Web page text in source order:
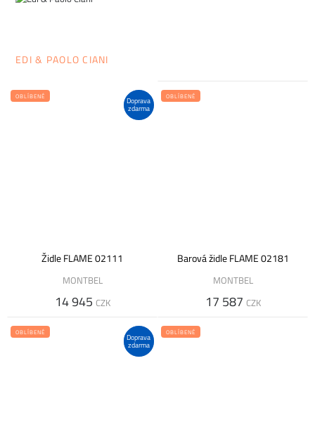
EDI & PAOLO CIANI
Doprava
zdarma
OBLÍBENÉ
Židle FLAME 02111
MONTBEL
14 945 CZK
OBLÍBENÉ
Barová židle FLAME 02181
MONTBEL
17 587 CZK
Doprava
zdarma
OBLÍBENÉ OBLÍBENÉ